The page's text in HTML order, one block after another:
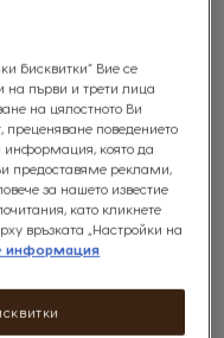
бисквитки“ Вие се
на първи и трети лица
на цялостното Ви
поведението
информация, която да
предоставяме реклами,
за нашето известие
като кликнете
връзката „Настройки на
информация